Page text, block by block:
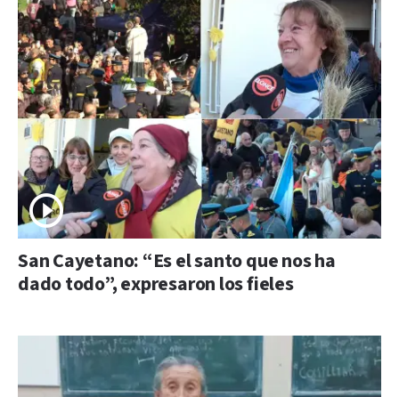
San Cayetano: “Es el santo que nos ha
dado todo”, expresaron los fieles